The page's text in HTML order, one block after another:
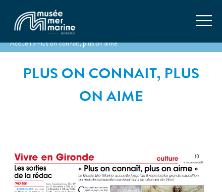
Accueil>Plus on connait, plus on aime
PLUS ON CONNAIT, PLUS
ON AIME